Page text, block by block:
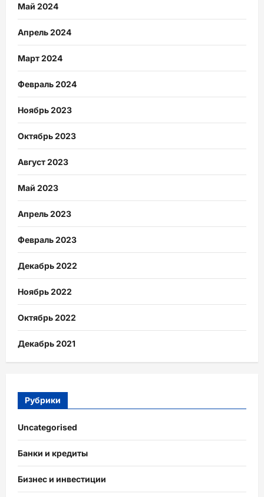
Май 2024
Апрель 2024
Март 2024
Февраль 2024
Ноябрь 2023
Октябрь 2023
Август 2023
Май 2023
Апрель 2023
Февраль 2023
Декабрь 2022
Ноябрь 2022
Октябрь 2022
Декабрь 2021
Рубрики
Uncategorised
Банки и кредиты
Бизнес и инвестиции